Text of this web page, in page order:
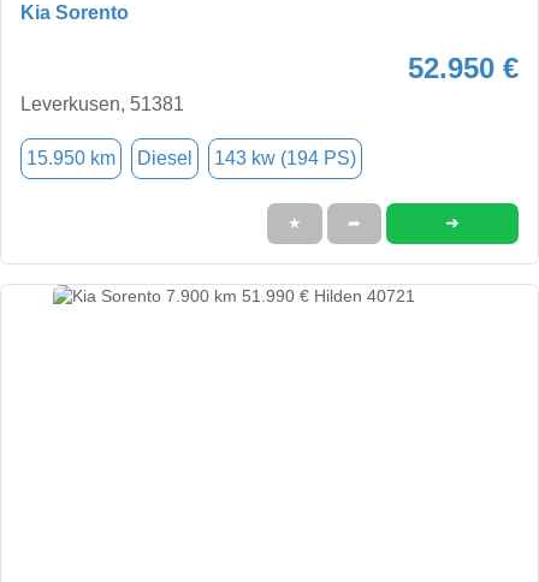
Kia Sorento
52.950 €
Leverkusen, 51381
15.950 km Diesel 143 kw (194 PS)
★ ➦ ➜